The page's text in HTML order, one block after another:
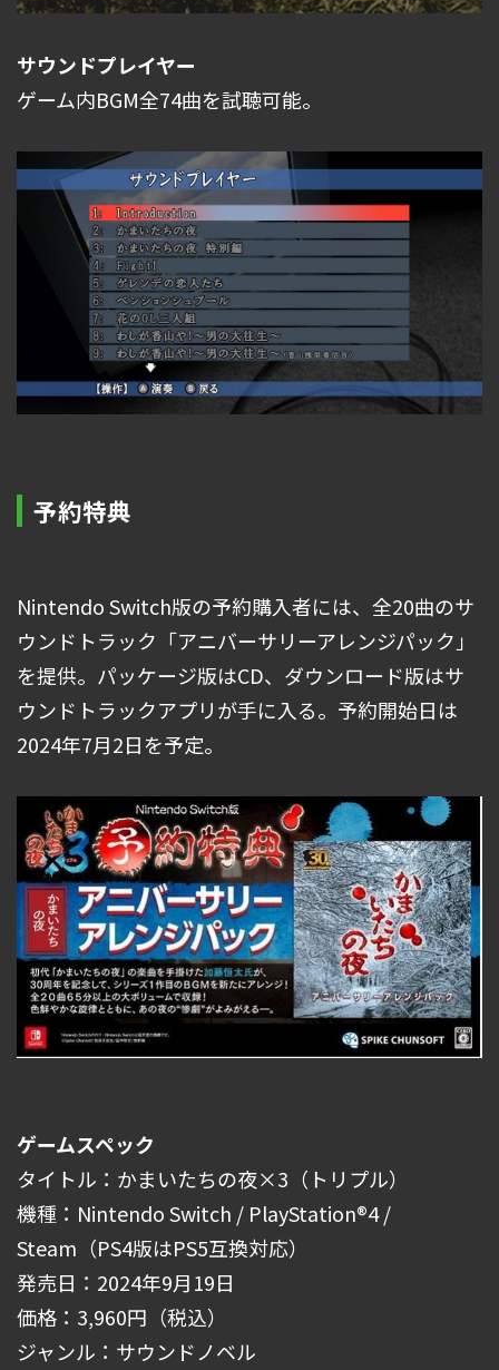
サウンドプレイヤー
ゲーム内BGM全74曲を試聴可能。
予約特典
Nintendo Switch版の予約購入者には、全20曲のサ
ウンドトラック「アニバーサリーアレンジパック」
を提供。パッケージ版はCD、ダウンロード版はサ
ウンドトラックアプリが手に入る。予約開始日は
2024年7月2日を予定。
ゲームスペック
タイトル：かまいたちの夜×3（トリプル）
機種：Nintendo Switch / PlayStation®4 /
Steam（PS4版はPS5互換対応）
発売日：2024年9月19日
価格：3,960円（税込）
ジャンル：サウンドノベル